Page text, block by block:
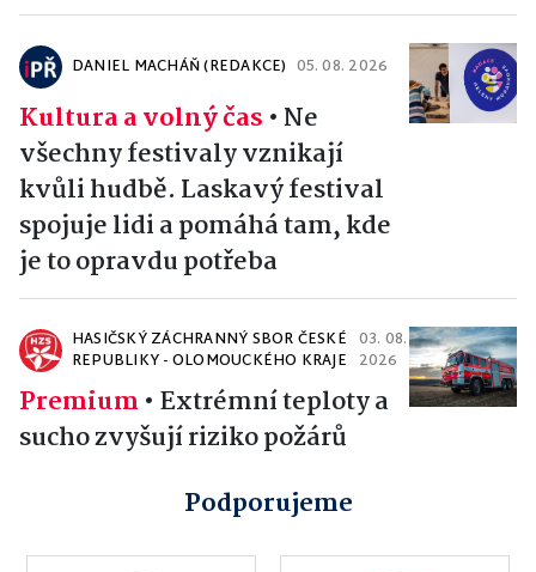
DANIEL MACHÁŇ (REDAKCE) 05. 08. 2026
Kultura a volný čas • Ne
všechny festivaly vznikají
kvůli hudbě. Laskavý festival
spojuje lidi a pomáhá tam, kde
je to opravdu potřeba
HASIČSKÝ ZÁCHRANNÝ SBOR ČESKÉ
REPUBLIKY - OLOMOUCKÉHO KRAJE
03. 08.
2026
Premium • Extrémní teploty a
sucho zvyšují riziko požárů
Podporujeme